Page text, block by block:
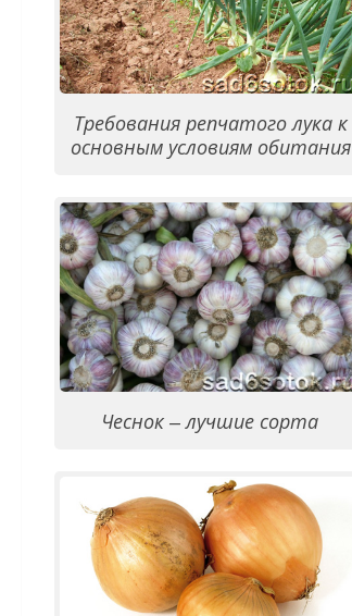
Требования репчатого лука к
основным условиям обитания
Чеснок ‒ лучшие сорта